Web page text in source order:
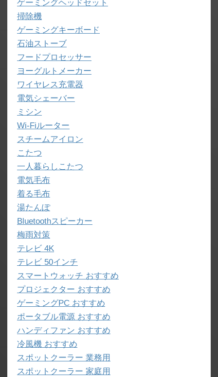
ゲーミングヘッドセット
掃除機
ゲーミングキーボード
石油ストーブ
フードプロセッサー
ヨーグルトメーカー
ワイヤレス充電器
電気シェーバー
ミシン
Wi-Fiルーター
スチームアイロン
こたつ
一人暮らしこたつ
電気毛布
着る毛布
湯たんぽ
Bluetoothスピーカー
梅雨対策
テレビ 4K
テレビ 50インチ
スマートウォッチ おすすめ
プロジェクター おすすめ
ゲーミングPC おすすめ
ポータブル電源 おすすめ
ハンディファン おすすめ
冷風機 おすすめ
スポットクーラー 業務用
スポットクーラー 家庭用